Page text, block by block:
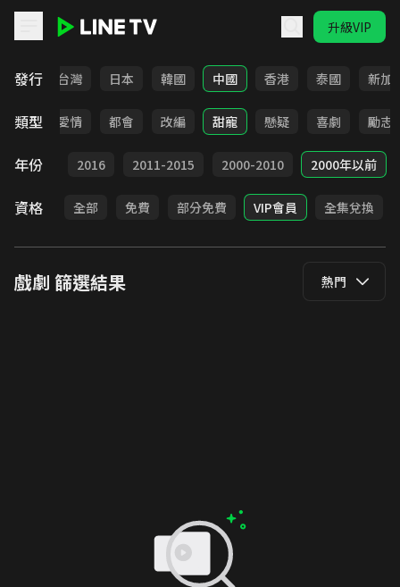
升級VIP
發行
全部 台灣 日本 韓國 中國 香港 泰國 新加
類型
古裝 愛情 都會 改編 甜寵 懸疑 喜劇 勵志
年份
2017 2016 2011-2015 2000-2010 2000年以前
資格 全部 免費 部分免費 VIP會員 全集兌換
戲劇 篩選結果 熱門